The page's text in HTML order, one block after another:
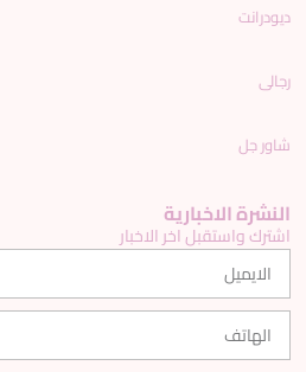
ديودرانت
رجالى
شاور جل
النشرة الاخبارية
اشترك واستقبل اخر الاخبار